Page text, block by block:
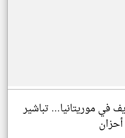
في موريتانيا... تباشير